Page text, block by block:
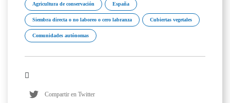
Agricultura de conservación España
Siembra directa o no laboreo o cero labranza Cubiertas vegetales
Comunidades autónomas
Compartir en Twitter